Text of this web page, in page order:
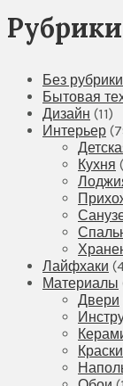
Рубрики
Без рубрики
Бытовая
Дизайн (11)
Интерьер
Кухня
Лайфхаки
Материалы
Двери
Краски